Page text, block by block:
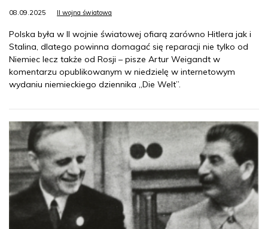
08.09.2025 II wojna światowa
Polska była w II wojnie światowej ofiarą zarówno Hitlera jak i
Stalina, dlatego powinna domagać się reparacji nie tylko od
Niemiec lecz także od Rosji – pisze Artur Weigandt w
komentarzu opublikowanym w niedzielę w internetowym
wydaniu niemieckiego dziennika „Die Welt”.